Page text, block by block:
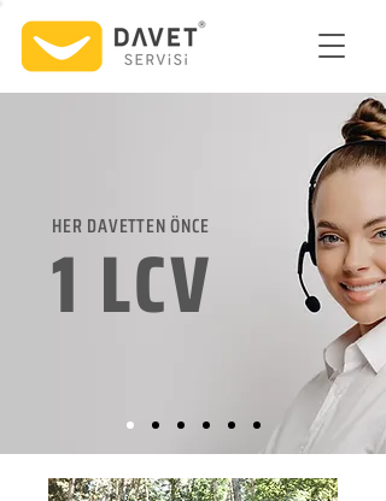
HER DAVETTEN ÖNCE
1 LCV